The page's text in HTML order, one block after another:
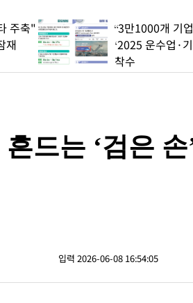
주축"
재
“3만1000개 기
‘2025 운수업·
착수
드는 ‘검은 손
입력 2026-06-08 16:54:05